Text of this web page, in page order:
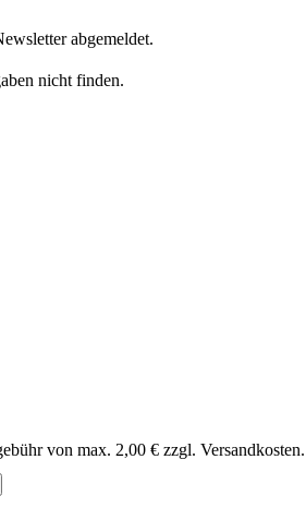
abgemeldet.
nicht finden.
von max. 2,00 € zzgl. Versandkosten.